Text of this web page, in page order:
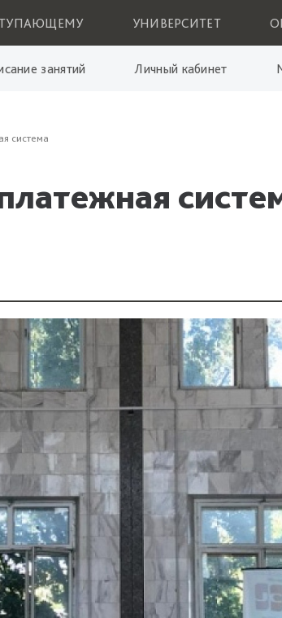
УНИВЕРСИТЕТ
занятий Личный кабинет
система